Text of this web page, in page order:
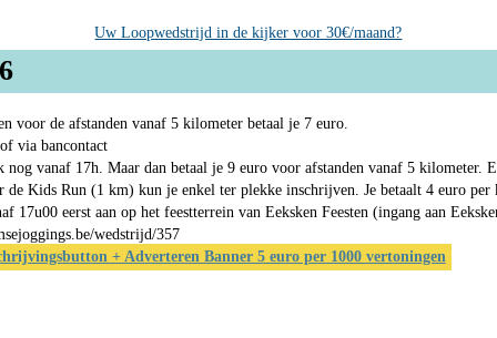
Uw Loopwedstrijd in de kijker voor 30€/maand?
voor de afstanden vanaf 5 kilometer betaal je 7 euro.
via bancontact
vanaf 17h. Maar dan betaal je 9 euro voor afstanden vanaf 5 kilometer.
de Kids Run (1 km) kun je enkel ter plekke inschrijven. Je betaalt 4 euro
17u00 eerst aan op het feestterrein van Eeksken Feesten (ingang aan
wedstrijd/357
+ Adverteren Banner 5 euro per 1000 vertoningen